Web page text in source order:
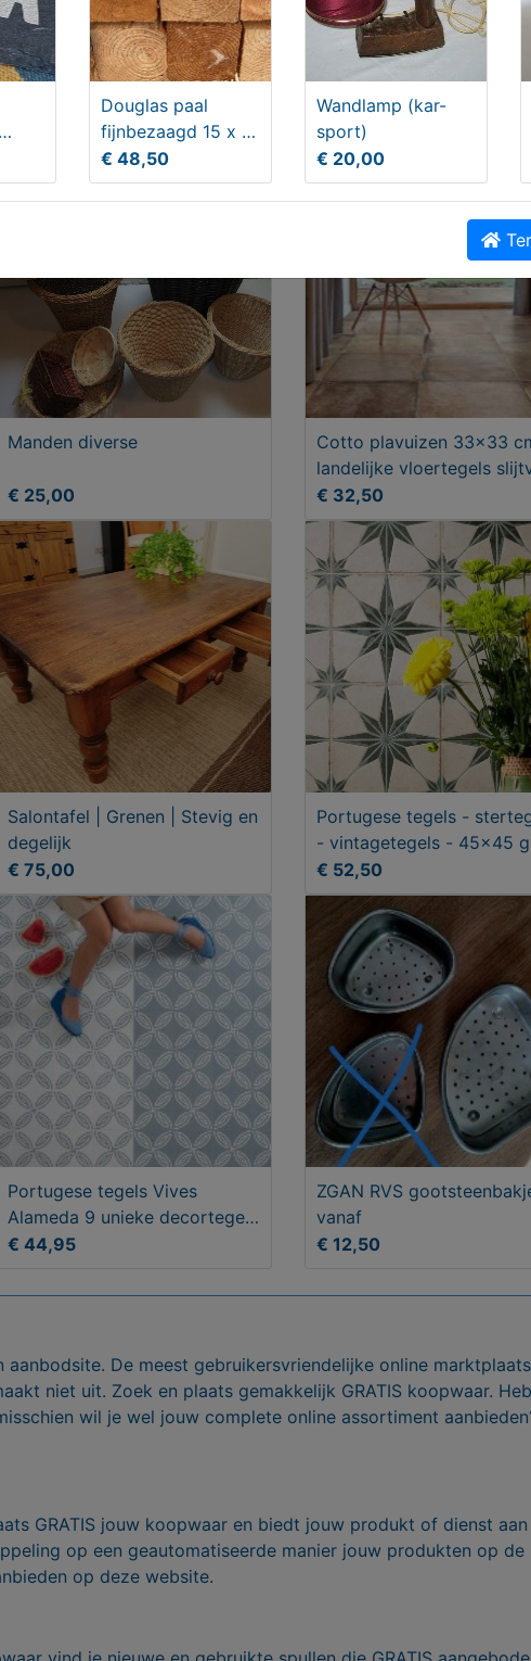
Speelse visschub tegels
donker blauw 12x12,5 of fisch
ART DÉCO DIENBLAD
€ 44,50
Manden diverse
€ 25,00
Cotto plavuizen 33x33
landelijke vloertegels
€ 32,50
Salontafel | Grenen | Stevig en
degelijk
€ 75,00
Portugese tegels -
- vintagetegels - 45x45
€ 52,50
Portugese tegels Vives
Alameda 9 unieke decortegels
20x20
€ 44,95
ZGAN RVS
vanaf
€ 12,50
Douglas paal
fijnbezaagd 15 x 15
cm lengte 250 cm
€ 48,50
Wandlamp (kar-
sport)
€ 20,00
aanbodsite. De meest gebruikersvriendelijke online
niet uit. Zoek en plaats gemakkelijk GRATIS koopwaar.
wil je wel jouw complete online assortiment
GRATIS jouw koopwaar en biedt jouw produkt of dienst
op een geautomatiseerde manier jouw produkten op
op deze website.